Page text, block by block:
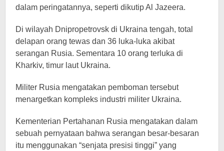
dalam peringatannya, seperti dikutip Al Jazeera.
Di wilayah Dnipropetrovsk di Ukraina tengah, total
delapan orang tewas dan 36 luka-luka akibat
serangan Rusia. Sementara 10 orang terluka di
Kharkiv, timur laut Ukraina.
Militer Rusia mengatakan pemboman tersebut
menargetkan kompleks industri militer Ukraina.
Kementerian Pertahanan Rusia mengatakan dalam
sebuah pernyataan bahwa serangan besar-besaran
itu menggunakan “senjata presisi tinggi” yang